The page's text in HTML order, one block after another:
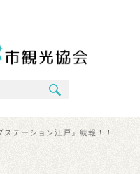
テーション江戸』続報！！